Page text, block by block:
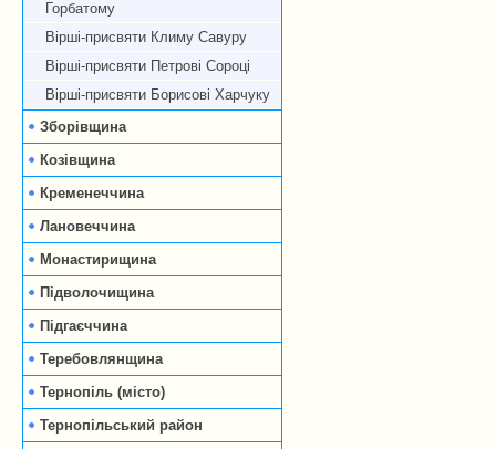
Горбатому
Вірші-присвяти Климу Савуру
Вірші-присвяти Петрові Сороці
Вірші-присвяти Борисові Харчуку
Зборівщина
Козівщина
Кременеччина
Лановеччина
Монастирищина
Підволочищина
Підгаєччина
Теребовлянщина
Тернопіль (місто)
Тернопільський район